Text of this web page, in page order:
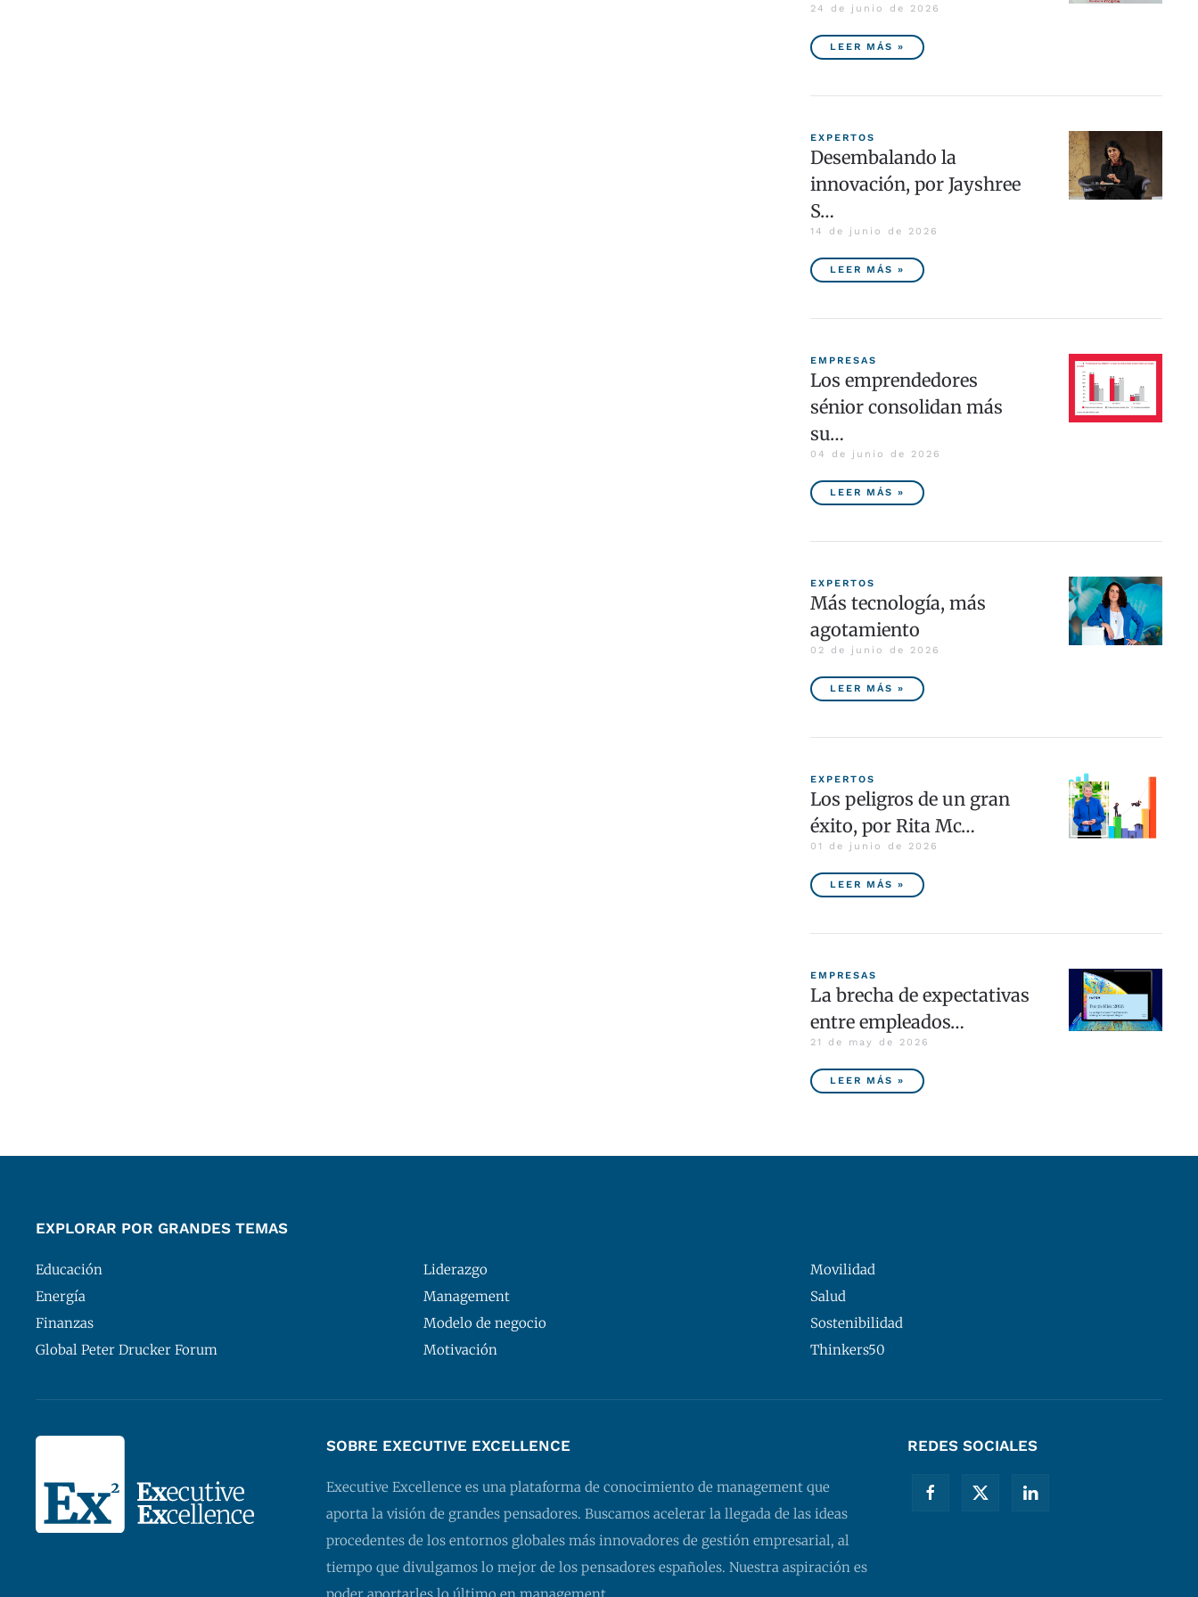
24 de junio de 2026
LEER MÁS »
EXPERTOS
Desembalando la
innovación, por Jayshree
S…
14 de junio de 2026
LEER MÁS »
EMPRESAS
Los emprendedores
sénior consolidan más
su…
04 de junio de 2026
LEER MÁS »
EXPERTOS
Más tecnología, más
agotamiento
02 de junio de 2026
LEER MÁS »
EXPERTOS
Los peligros de un gran
éxito, por Rita Mc…
01 de junio de 2026
LEER MÁS »
EMPRESAS
La brecha de expectativas
entre empleados…
21 de may de 2026
LEER MÁS »
EXPLORAR POR GRANDES TEMAS
Educación
Energía
Finanzas
Global Peter Drucker Forum
Liderazgo
Management
Modelo de negocio
Motivación
Movilidad
Salud
Sostenibilidad
Thinkers50
SOBRE EXECUTIVE EXCELLENCE
Executive Excellence es una plataforma de conocimiento de management que
aporta la visión de grandes pensadores. Buscamos acelerar la llegada de las ideas
procedentes de los entornos globales más innovadores de gestión empresarial, al
tiempo que divulgamos lo mejor de los pensadores españoles. Nuestra aspiración es
REDES SOCIALES